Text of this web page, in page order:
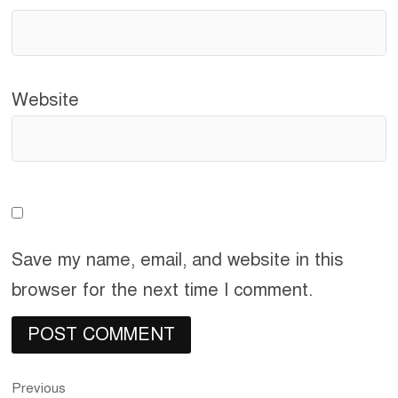
Website
Save my name, email, and website in this
browser for the next time I comment.
Previous